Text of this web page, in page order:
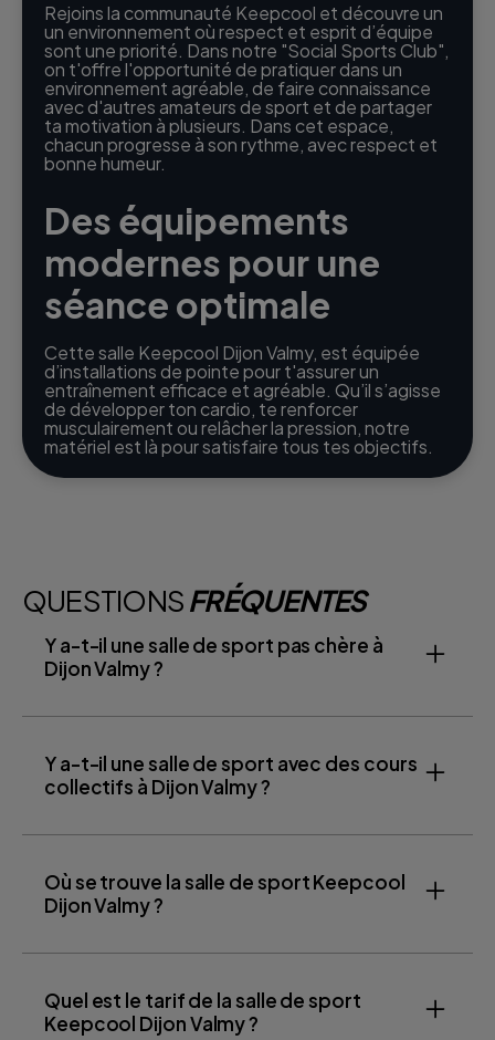
Rejoins la communauté Keepcool et découvre un
un environnement où respect et esprit d’équipe
sont une priorité. Dans notre "Social Sports Club",
on t'offre l'opportunité de pratiquer dans un
environnement agréable, de faire connaissance
avec d'autres amateurs de sport et de partager
ta motivation à plusieurs. Dans cet espace,
chacun progresse à son rythme, avec respect et
bonne humeur.
Des équipements
modernes pour une
séance optimale
Cette salle Keepcool Dijon Valmy, est équipée
d’installations de pointe pour t'assurer un
entraînement efficace et agréable. Qu’il s’agisse
de développer ton cardio, te renforcer
musculairement ou relâcher la pression, notre
matériel est là pour satisfaire tous tes objectifs.
QUESTIONSFRÉQUENTES
Y a-t-il une salle de sport pas chère à
Dijon Valmy ?
Y a-t-il une salle de sport avec des cours
collectifs à Dijon Valmy ?
Où se trouve la salle de sport Keepcool
Dijon Valmy ?
Quel est le tarif de la salle de sport
Keepcool Dijon Valmy ?